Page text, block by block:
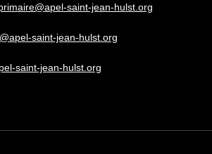
saint-jean-hulst.org
saint-jean-hulst.org
saint-jean-hulst.org